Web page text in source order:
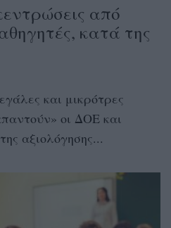
από
κατά της
και μικρότρες
οι ΔΟΕ και
αξιολόγησης...